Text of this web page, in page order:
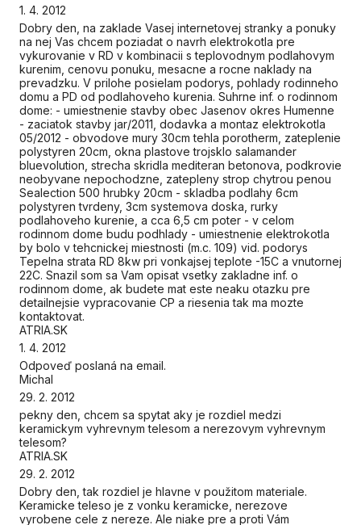
1. 4. 2012
Dobry den, na zaklade Vasej internetovej stranky a ponuky
na nej Vas chcem poziadat o navrh elektrokotla pre
vykurovanie v RD v kombinacii s teplovodnym podlahovym
kurenim, cenovu ponuku, mesacne a rocne naklady na
prevadzku. V prilohe posielam podorys, pohlady rodinneho
domu a PD od podlahoveho kurenia. Suhrne inf. o rodinnom
dome: - umiestnenie stavby obec Jasenov okres Humenne
- zaciatok stavby jar/2011, dodavka a montaz elektrokotla
05/2012 - obvodove mury 30cm tehla porotherm, zateplenie
polystyren 20cm, okna plastove trojsklo salamander
bluevolution, strecha skridla mediteran betonova, podkrovie
neobyvane nepochodzne, zatepleny strop chytrou penou
Sealection 500 hrubky 20cm - skladba podlahy 6cm
polystyren tvrdeny, 3cm systemova doska, rurky
podlahoveho kurenie, a cca 6,5 cm poter - v celom
rodinnom dome budu podhlady - umiestnenie elektrokotla
by bolo v tehcnickej miestnosti (m.c. 109) vid. podorys
Tepelna strata RD 8kw pri vonkajsej teplote -15C a vnutornej
22C. Snazil som sa Vam opisat vsetky zakladne inf. o
rodinnom dome, ak budete mat este neaku otazku pre
detailnejsie vypracovanie CP a riesenia tak ma mozte
kontaktovat.
ATRIA.SK
1. 4. 2012
Odpoveď poslaná na email.
Michal
29. 2. 2012
pekny den, chcem sa spytat aky je rozdiel medzi
keramickym vyhrevnym telesom a nerezovym vyhrevnym
telesom?
ATRIA.SK
29. 2. 2012
Dobry den, tak rozdiel je hlavne v použitom materiale.
Keramicke teleso je z vonku keramicke, nerezove
vyrobene cele z nereze. Ale niake pre a proti Vám